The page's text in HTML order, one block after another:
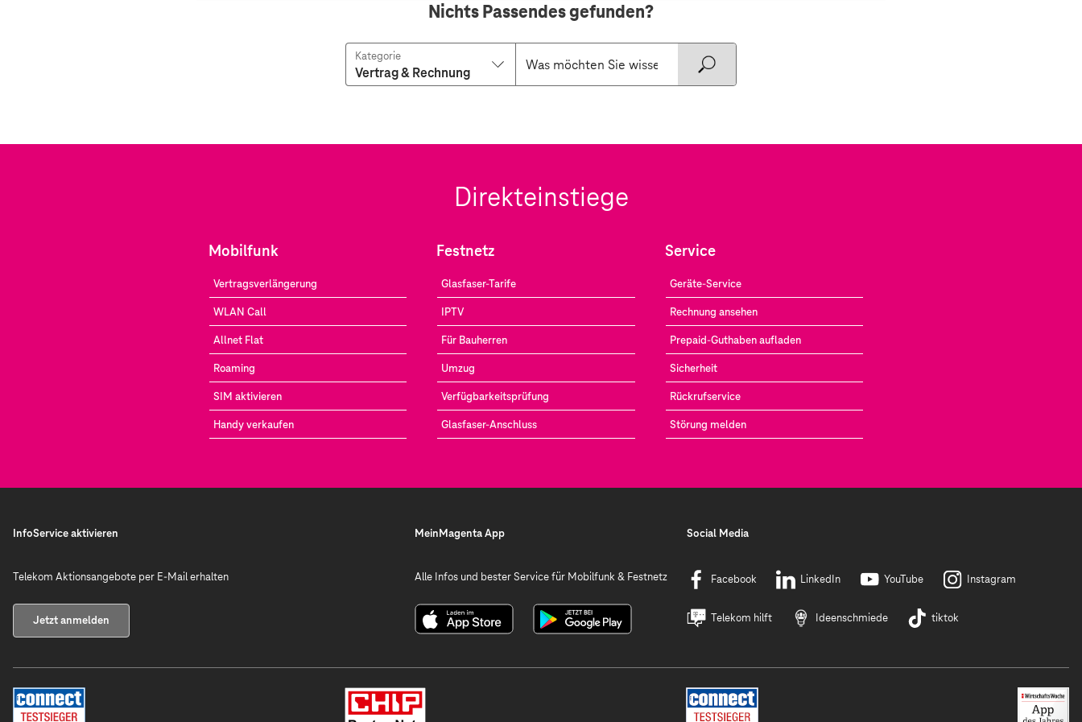
Nichts Passendes gefunden?
Vertrag & Rechnung
Kategorie
Direkteinstiege
Mobilfunk
Vertragsverlängerung
WLAN Call
Allnet Flat
Roaming
SIM aktivieren
Handy verkaufen
Festnetz
Glasfaser-Tarife
IPTV
Für Bauherren
Umzug
Verfügbarkeitsprüfung
Glasfaser-Anschluss
Service
Geräte-Service
Rechnung ansehen
Prepaid-Guthaben aufladen
Sicherheit
Rückrufservice
Störung melden
InfoService aktivieren
Telekom Aktionsangebote per E-Mail erhalten
Jetzt anmelden
MeinMagenta App
Alle Infos und bester Service für Mobilfunk & Festnetz
Social Media
Facebook LinkedIn YouTube Instagram
Telekom hilft Ideenschmiede tiktok